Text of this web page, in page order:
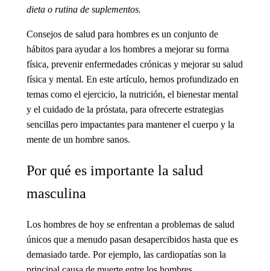
dieta o rutina de suplementos.
Consejos de salud para hombres es un conjunto de
hábitos para ayudar a los hombres a mejorar su forma
física, prevenir enfermedades crónicas y mejorar su salud
física y mental. En este artículo, hemos profundizado en
temas como el ejercicio, la nutrición, el bienestar mental
y el cuidado de la próstata, para ofrecerte estrategias
sencillas pero impactantes para mantener el cuerpo y la
mente de un hombre sanos.
Por qué es importante la salud
masculina
Los hombres de hoy se enfrentan a problemas de salud
únicos que a menudo pasan desapercibidos hasta que es
demasiado tarde. Por ejemplo, las cardiopatías son la